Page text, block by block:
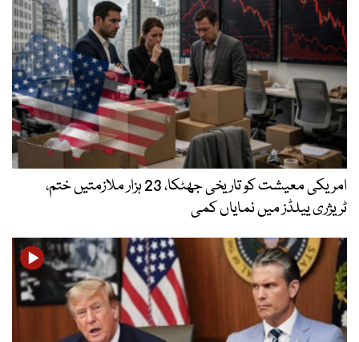
امریکی معیشت کو تاریخی جھٹکا، 23 ہزار ملازمتیں ختم،
ٹریژری ییلڈز میں نمایاں کمی